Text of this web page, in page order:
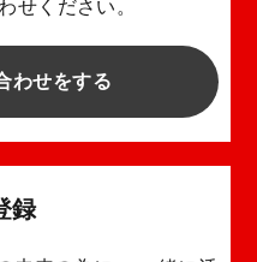
せください。
わせをする
録